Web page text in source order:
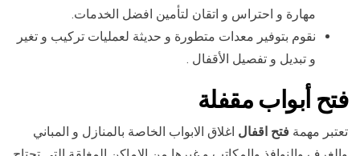
مهارة و احتراس و اتقان لتأمين افضل الخدمات.
نقوم بتوفير معدات متطورة و حديثة لعمليات تركيب و تغير
و تبديل و تفصيل الأقفال .
فتح أبواب مقفلة
تعتبر مهمة فتح اقفال اغلاق الابواب الخاصة بالمنازل و المباني